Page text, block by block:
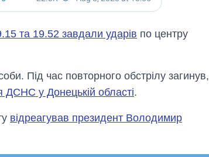
та 19.52 завдали ударів по центру
Під час повторного обстрілу загинув,
ДСНС у Донецькій області.
відреагував президент Володимир